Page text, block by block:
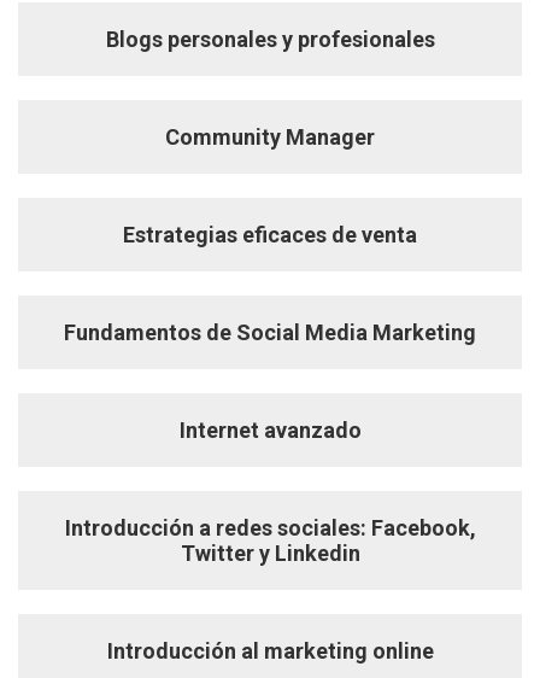
Blogs personales y profesionales
Community Manager
Estrategias eficaces de venta
Fundamentos de Social Media Marketing
Internet avanzado
Introducción a redes sociales: Facebook,
Twitter y Linkedin
Introducción al marketing online